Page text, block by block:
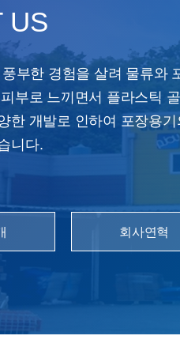
US
부한 경험을 살려 물류와
부로 느끼면서 플라스틱
한 개발로 인하여 포장용
니다.
회사연혁